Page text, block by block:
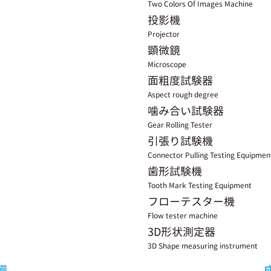
Two Colors Of Images Machine
投影機
Projector
顕微鏡
Microscope
面粗度試験器
Aspect rough degree
噛み合い試験器
Gear Rolling Tester
引張り試験機
Connector Pulling Testing
歯形試験機
Tooth Mark Testing Equipment
フローテスター機
Flow tester machine
3D形状測定器
3D Shape measuring instrument